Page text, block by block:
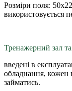
Розміри поля:
використовується
Тренажерний зал
введені в
обладнання, кожен
займатись.